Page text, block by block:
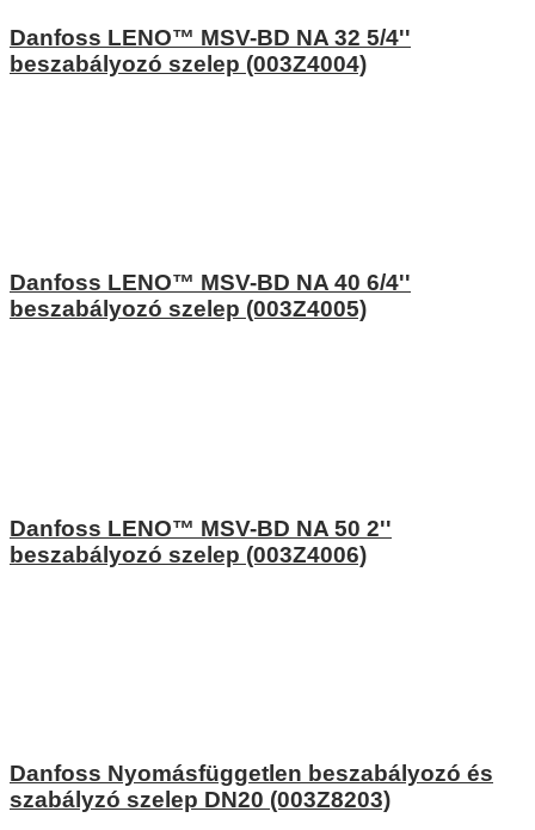
Danfoss LENO™ MSV-BD NA 32 5/4''
beszabályozó szelep (003Z4004)
Danfoss LENO™ MSV-BD NA 40 6/4''
beszabályozó szelep (003Z4005)
Danfoss LENO™ MSV-BD NA 50 2''
beszabályozó szelep (003Z4006)
Danfoss Nyomásfüggetlen beszabályozó és
szabályzó szelep DN20 (003Z8203)